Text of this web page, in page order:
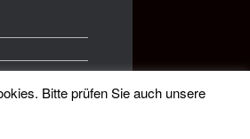
Bitte prüfen Sie auch unsere